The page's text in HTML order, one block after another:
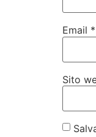
Email *
Sito